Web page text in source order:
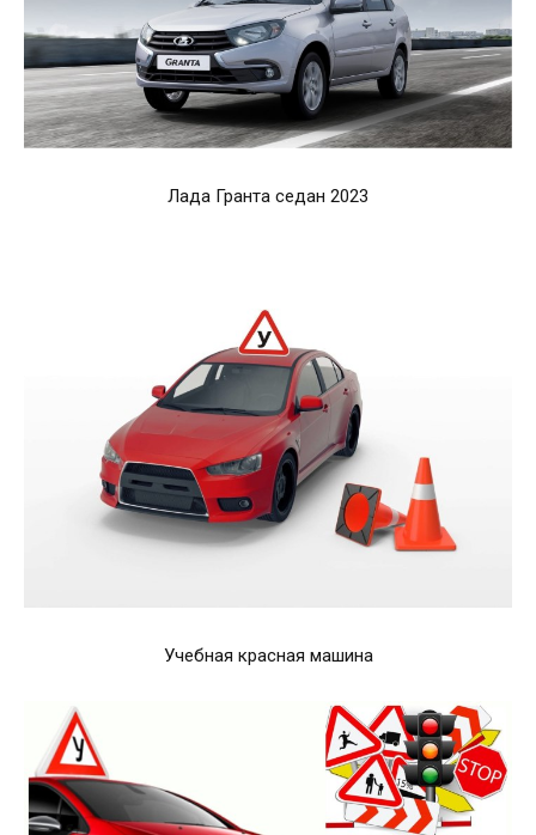
Лада Гранта седан 2023
Учебная красная машина